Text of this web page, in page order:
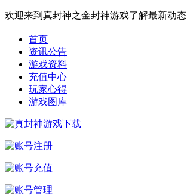
欢迎来到真封神之金封神游戏了解最新动态
首页
资讯公告
游戏资料
充值中心
玩家心得
游戏图库